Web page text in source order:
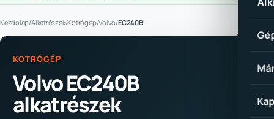
Kezdőlap/Alkatrészek/Kotrógép/Volvo/EC240B
KOTRÓGÉP
Volvo EC240B
alkatrészek